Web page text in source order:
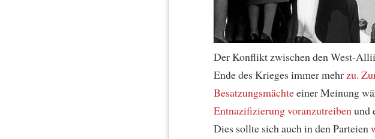
Der Konflikt zwischen den West-
Ende des Krieges immer mehrzu.
Besatzungsmächteeiner Meinung
Entnazifizierungvoranzutreibenund
Dies sollte sich auch in den Parteien